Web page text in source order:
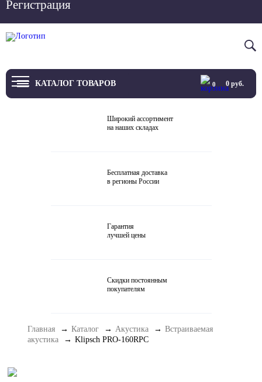
Регистрация
Вход
КАТАЛОГ ТОВАРОВ
Виниловые проигрыватели
Домашние кинотеатры
Портативный Hi-Fi
0 0руб.
Широкий ассортимент
на наших складах
Бесплатная доставка
в регионы России
Гарантия
лучшей цены
Скидки постоянным
покупателям
Главная Каталог Акустика
Встраиваемая
акустика
Klipsch PRO-160RPC